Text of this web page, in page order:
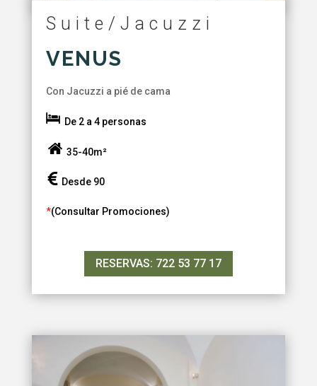
Suite/Jacuzzi
VENUS
Con Jacuzzi a pié de cama
De 2 a 4 personas
35-40m²
Desde 90
*(Consultar Promociones)
RESERVAS: 722 53 77 17